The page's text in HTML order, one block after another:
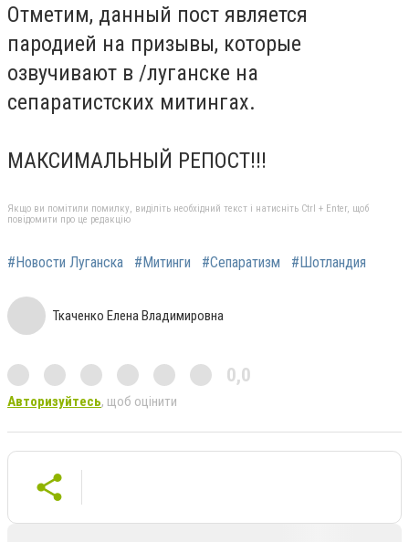
Отметим, данный пост является
пародией на призывы, которые
озвучивают в /луганске на
сепаратистских митингах.
МАКСИМАЛЬНЫЙ РЕПОСТ!!!
Якщо ви помітили помилку, виділіть необхідний текст і натисніть Ctrl + Enter, щоб
повідомити про це редакцію
#Новости Луганска #Митинги #Сепаратизм #Шотландия
Ткаченко Елена Владимировна
0,0
Авторизуйтесь, щоб оцінити